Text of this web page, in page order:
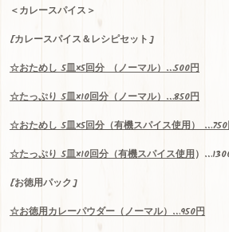
＜カレースパイス＞
[カレースパイス＆レシピセット]
☆おためし5皿×5回分（ノーマル）…500円
☆たっぷり5皿×10回分（ノーマル）…850円
☆おためし5皿×5回分（有機スパイス使用）…750
☆たっぷり5皿×10回分（有機スパイス使用）
[お徳用パック]
☆お徳用カレーパウダー（ノーマル）…950円